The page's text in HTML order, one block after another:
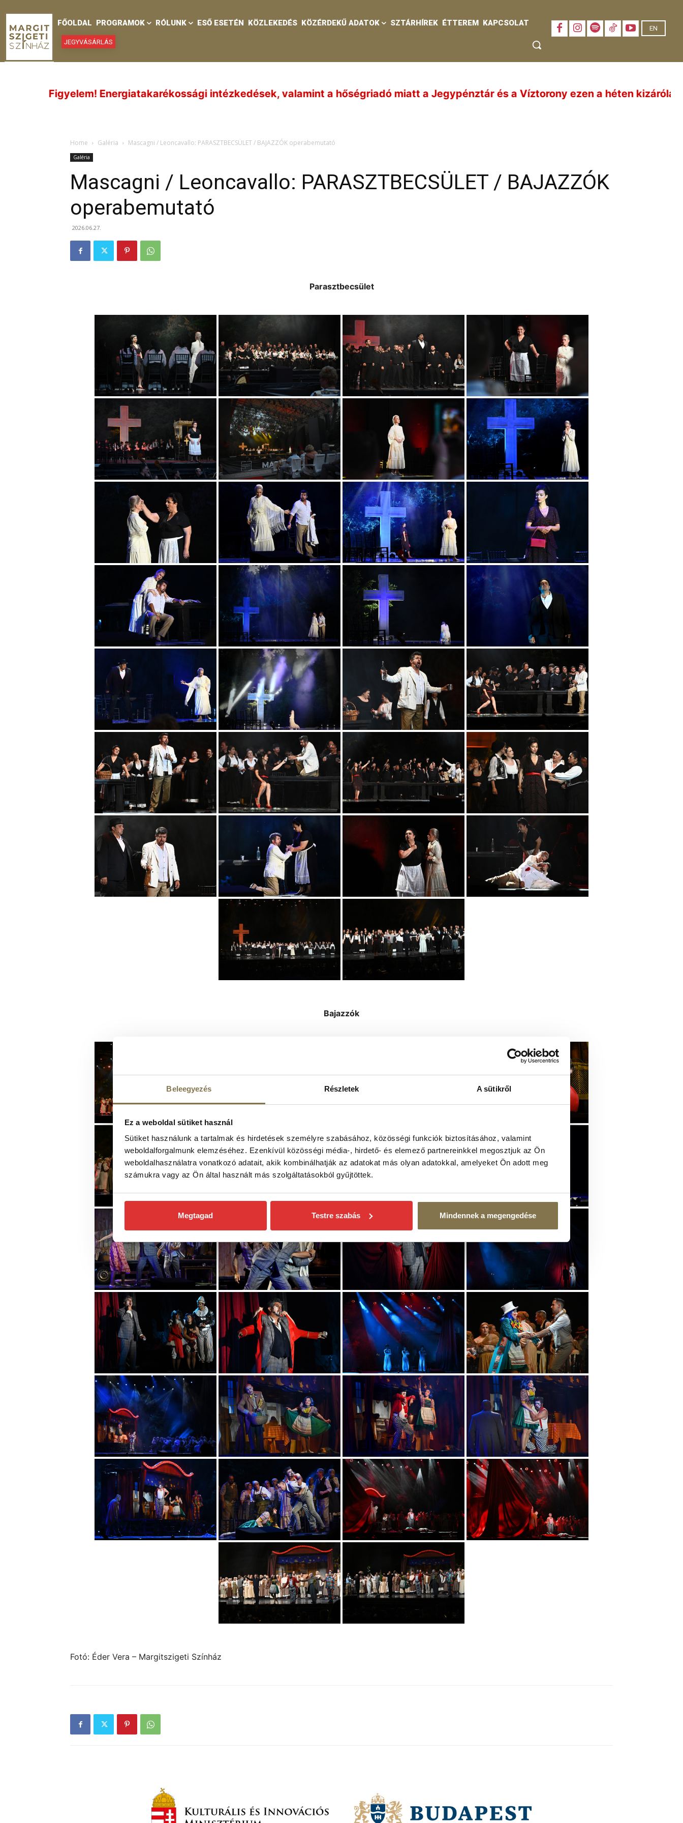
Beleegyezés Részletek A sütikről
Ez a weboldal sütiket használ
Sütiket használunk a tartalmak és hirdetések személyre szabásához, közösségi funkciók biztosításához, valamint
weboldalforgalmunk elemzéséhez. Ezenkívül közösségi média-, hirdető- és elemező partnereinkkel megosztjuk az Ön
weboldalhasználatra vonatkozó adatait, akik kombinálhatják az adatokat más olyan adatokkal, amelyeket Ön adott meg
számukra vagy az Ön által használt más szolgáltatásokból gyűjtöttek.
Megtagad Testre szabás Mindennek a megengedése
FŐOLDAL PROGRAMOK RÓLUNK ESŐ ESETÉN KÖZLEKEDÉS KÖZÉRDEKŰ ADATOK SZTÁRHÍREK ÉTTEREM KAPCSOLAT
EN
JEGYVÁSÁRLÁS
Energiatakarékossági intézkedések, valamint a hőségriadó miatt a Jegypénztár és a Víztorony ezen a héten kizárólag
Home Galéria Mascagni / Leoncavallo: PARASZTBECSÜLET / BAJAZZÓK operabemutató
Galéria
Mascagni / Leoncavallo: PARASZTBECSÜLET / BAJAZZÓK
operabemutató
2026.06.27.
Parasztbecsület
Bajazzók
Fotó: Éder Vera – Margitszigeti Színház